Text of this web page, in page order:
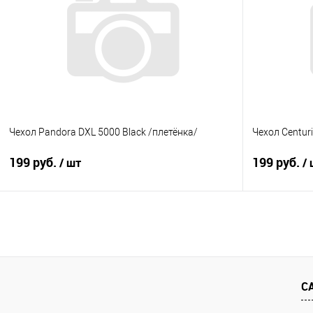
Купить в 1 клик
Сравнение
Под заказ
Купить в
Чехол Pandora DXL 5000 Black /плетёнка/
199 руб. / шт
Купить в 1 клик
Сравнение
Чехол
199 руб. /
Купить в 1
В